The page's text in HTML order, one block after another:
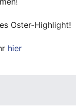
Oster-Highlight!
hier